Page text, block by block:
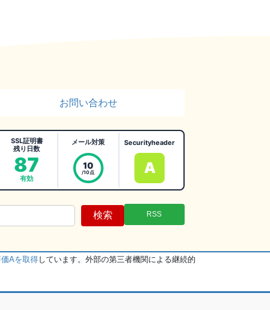
お問い合わせ
SSL証明書
残り日数
87
有効
メール対策
10
/10点
Securityheader
A
検索 RSS
Aを取得しています。外部の第三者機関による継続的